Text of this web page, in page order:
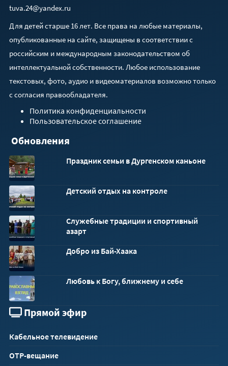
tuva.24@yandex.ru
Для детей старше 16 лет. Все права на любые материалы,
опубликованные на сайте, защищены в соответствии с
российским и международным законодательством об
интеллектуальной собственности. Любое использование
текстовых, фото, аудио и видеоматериалов возможно только
с согласия правообладателя.
Политика конфиденциальности
Пользовательское соглашение
Обновления
Праздник семьи в Дургенском каньоне
Детский отдых на контроле
Служебные традиции и спортивный
азарт
Добро из Бай-Хаака
Любовь к Богу, ближнему и себе
Прямой эфир
Кабельное телевидение
ОТР-вещание